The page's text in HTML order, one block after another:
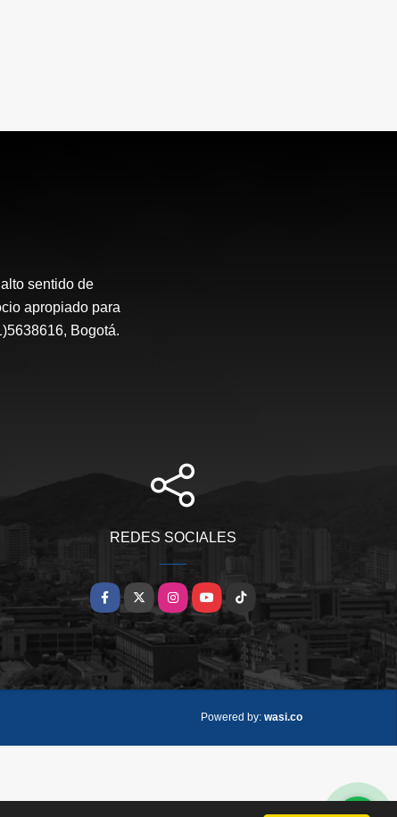
sentido de
apropiado para
Bogotá.
REDES SOCIALES
Facebook
X InstagramYouTubeTikTok
Powered by: wasi.co